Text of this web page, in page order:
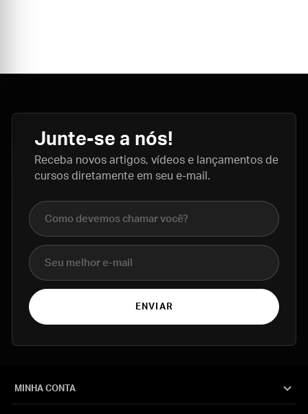
Junte-se a nós!
Receba novos artigos, vídeos e lançamentos de
cursos diretamente em seu e-mail.
Nome completo
E-mail
ENVIAR
MINHA CONTA